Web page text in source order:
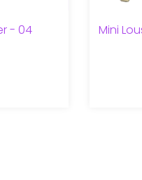
- 04
Mini